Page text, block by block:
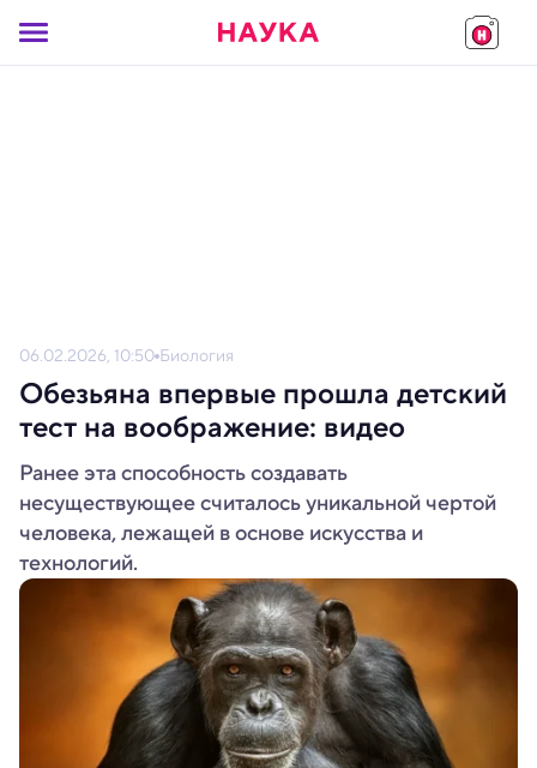
06.02.2026, 10:50 Биология
Обезьяна впервые прошла детский
тест на воображение: видео
Ранее эта способность создавать
несуществующее считалось уникальной чертой
человека, лежащей в основе искусства и
технологий.